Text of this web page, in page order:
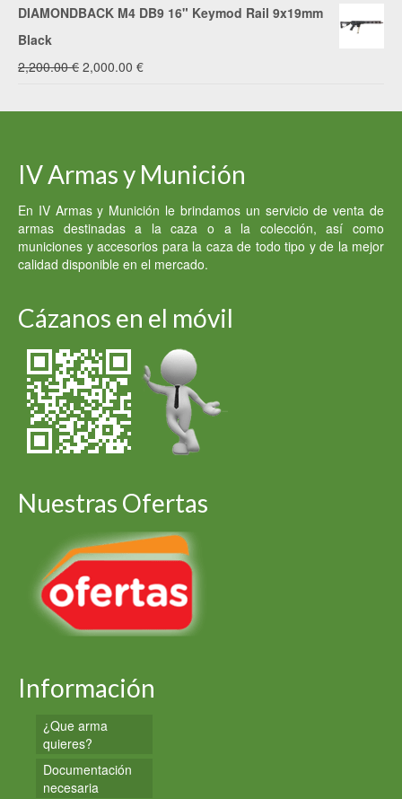
DIAMONDBACK M4 DB9 16" Keymod Rail 9x19mm
Black
2,200.00€ El
2,200.00 €.
2,000.00 €El
2,000.00 €.
IV Armas y Munición
En IV Armas y Munición le brindamos un servicio de venta de
armas destinadas a la caza o a la colección, así como
municiones y accesorios para la caza de todo tipo y de la mejor
calidad disponible en el mercado.
Cázanos en el móvil
Nuestras Ofertas
Información
¿Que arma
quieres?
Documentación
necesaria